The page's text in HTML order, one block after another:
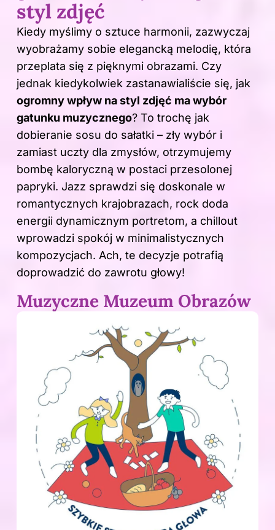
styl zdjęć
Kiedy myślimy o sztuce harmonii, zazwyczaj
wyobrażamy sobie elegancką melodię, która
przeplata się z pięknymi obrazami. Czy
jednak kiedykolwiek zastanawialiście się, jak
ogromny wpływ na styl zdjęć ma wybór
gatunku muzycznego? To trochę jak
dobieranie sosu do sałatki – zły wybór i
zamiast uczty dla zmysłów, otrzymujemy
bombę kaloryczną w postaci przesolonej
papryki. Jazz sprawdzi się doskonale w
romantycznych krajobrazach, rock doda
energii dynamicznym portretom, a chillout
wprowadzi spokój w minimalistycznych
kompozycjach. Ach, te decyzje potrafią
doprowadzić do zawrotu głowy!
Muzyczne Muzeum Obrazów